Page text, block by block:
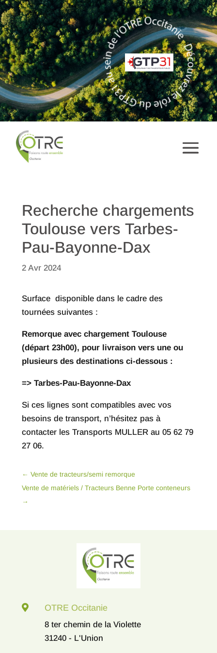
Recherche chargements
Toulouse vers Tarbes-
Pau-Bayonne-Dax
2 Avr 2024
Surface disponible dans le cadre des
tournées suivantes :
Remorque avec chargement Toulouse
(départ 23h00), pour livraison vers une ou
plusieurs des destinations ci-dessous :
=> Tarbes-Pau-Bayonne-Dax
Si ces lignes sont compatibles avec vos
besoins de transport, n’hésitez pas à
contacter les Transports MULLER au 05 62 79
27 06.
← Vente de tracteurs/semi remorque
Vente de matériels / Tracteurs Benne Porte conteneurs
→
 OTRE Occitanie
8 ter chemin de la Violette
31240 - L'Union